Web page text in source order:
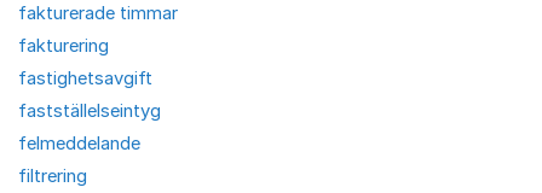
fakturerade timmar
fakturering
fastighetsavgift
fastställelseintyg
felmeddelande
filtrering